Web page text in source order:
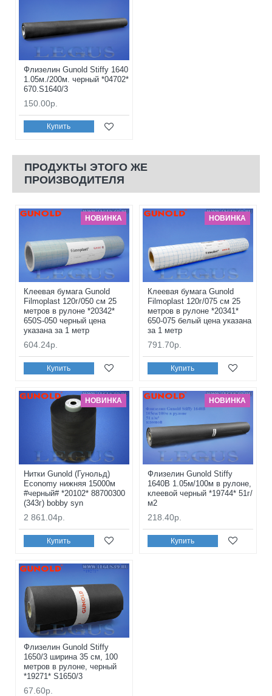
Флизелин Gunold Stiffy 1640
1.05м./200м. черный *04702*
670.S1640/3
150.00р.
Купить
ПРОДУКТЫ ЭТОГО ЖЕ
ПРОИЗВОДИТЕЛЯ
НОВИНКА
Клеевая бумага Gunold
Filmoplast 120г/050 см 25
метров в рулоне *20342*
650S-050 черный цена
указана за 1 метр
604.24р.
Купить
НОВИНКА
Клеевая бумага Gunold
Filmoplast 120г/075 см 25
метров в рулоне *20341*
650-075 белый цена указана
за 1 метр
791.70р.
Купить
НОВИНКА
Нитки Gunold (Гунольд)
Economy нижняя 15000м
#черный# *20102* 88700300
(343г) bobby syn
2 861.04р.
Купить
НОВИНКА
Флизелин Gunold Stiffy
1640В 1.05м/100м в рулоне,
клеевой черный *19744* 51г/
м2
218.40р.
Купить
Флизелин Gunold Stiffy
1650/3 ширина 35 см, 100
метров в рулоне, черный
*19271* S1650/3
67.60р.